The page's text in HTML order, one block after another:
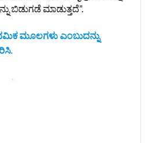
ಬಿಡುಗಡೆ ಮಾಡುತ್ತದೆ”.
ಮೂಲಗಳು ಎಂಬುದನ್ನು